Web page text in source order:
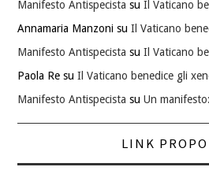
Manifesto Antispecista suIl Vaticano
Annamaria Manzoni suIl Vaticano
Manifesto Antispecista suIl Vaticano
Paola Re suIl Vaticano benedice gli
Manifesto Antispecista suUn
LINK